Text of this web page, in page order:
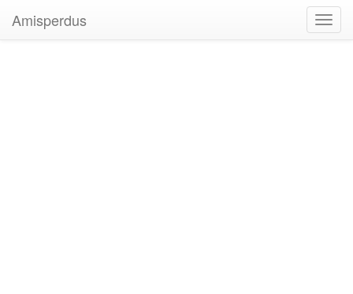
Amisperdus